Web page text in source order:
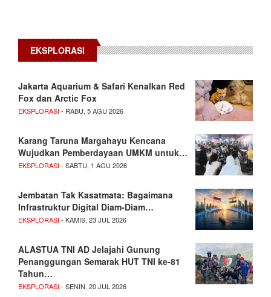
EKSPLORASI
Jakarta Aquarium & Safari Kenalkan Red
Fox dan Arctic Fox
EKSPLORASI- RABU, 5 AGU 2026
Karang Taruna Margahayu Kencana
Wujudkan Pemberdayaan UMKM untuk…
EKSPLORASI- SABTU, 1 AGU 2026
Jembatan Tak Kasatmata: Bagaimana
Infrastruktur Digital Diam-Diam…
EKSPLORASI- KAMIS, 23 JUL 2026
ALASTUA TNI AD Jelajahi Gunung
Penanggungan Semarak HUT TNI ke-81
Tahun…
EKSPLORASI- SENIN, 20 JUL 2026